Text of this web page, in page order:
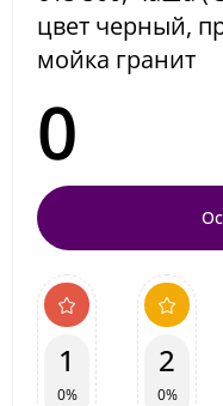
цвет черный,
мойка гранит
0
1
0%
2
0%